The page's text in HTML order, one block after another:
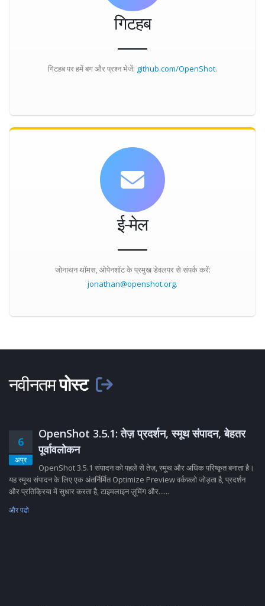
गिटहब
गिटहब पर हमें बग और प्रश्न भेजें: github.com/OpenShot.
ई-मेल
जोनाथन थॉमस, ओपेनशॉट के प्रमुख डेवलपर से संपर्क करें:
jonathan@openshot.org.
नवीनतमपोस्ट
6
अप्र
OpenShot 3.5.1: तेज़ प्रदर्शन, स्मूथ संपादन, बेहतर
पूर्वावलोकन
OpenShot 3.5.1 संपादन को पहले से तेज़, स्मूथ और अधिक परिष्कृत बनाता है।
यह स्मूथ संपादन के लिए एक अंतर्निर्मित Optimize Preview वर्कफ़्लो जोड़ता है, प्रदर्शन
और प्रतिक्रिया में सुधार करता है, टाइमलाइन ज़ूमिंग और......
और पढो